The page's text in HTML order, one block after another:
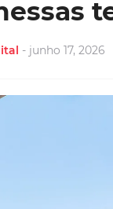
- junho 17, 2026